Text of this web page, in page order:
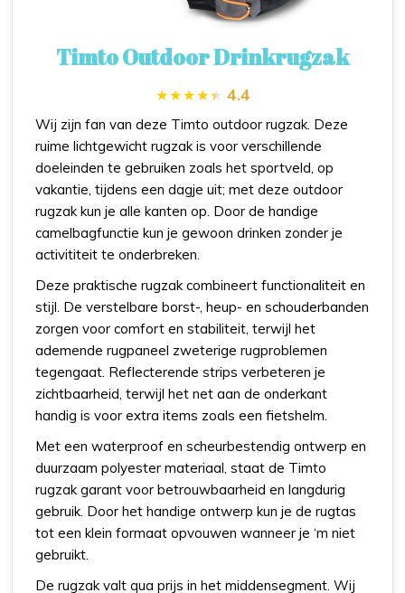
Timto Outdoor Drinkrugzak
4.4
Wij zijn fan van deze Timto outdoor rugzak. Deze
ruime lichtgewicht rugzak is voor verschillende
doeleinden te gebruiken zoals het sportveld, op
vakantie, tijdens een dagje uit; met deze outdoor
rugzak kun je alle kanten op. Door de handige
camelbagfunctie kun je gewoon drinken zonder je
activititeit te onderbreken.
Deze praktische rugzak combineert functionaliteit en
stijl. De verstelbare borst-, heup- en schouderbanden
zorgen voor comfort en stabiliteit, terwijl het
ademende rugpaneel zweterige rugproblemen
tegengaat. Reflecterende strips verbeteren je
zichtbaarheid, terwijl het net aan de onderkant
handig is voor extra items zoals een fietshelm.
Met een waterproof en scheurbestendig ontwerp en
duurzaam polyester materiaal, staat de Timto
rugzak garant voor betrouwbaarheid en langdurig
gebruik. Door het handige ontwerp kun je de rugtas
tot een klein formaat opvouwen wanneer je ‘m niet
gebruikt.
De rugzak valt qua prijs in het middensegment. Wij